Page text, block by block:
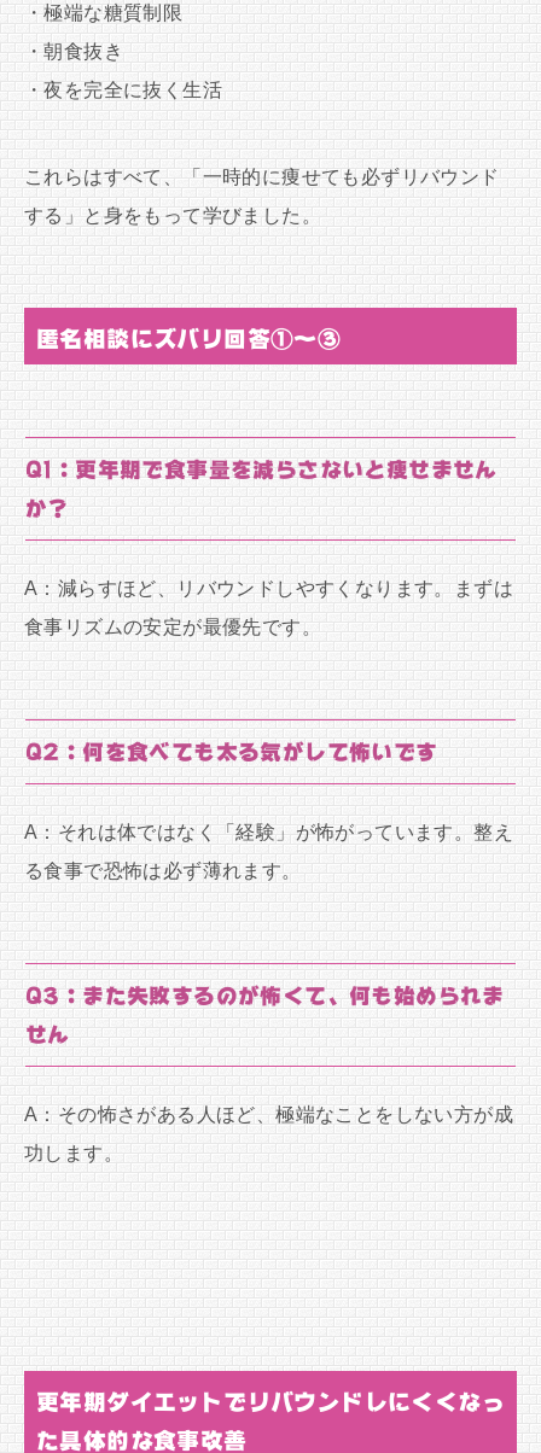
・極端な糖質制限
・朝食抜き
・夜を完全に抜く生活
これらはすべて、「一時的に痩せても必ずリバウンド
する」と身をもって学びました。
匿名相談にズバリ回答①〜③
Q1：更年期で食事量を減らさないと痩せません
か？
A：減らすほど、リバウンドしやすくなります。まずは
食事リズムの安定が最優先です。
Q2：何を食べても太る気がして怖いです
A：それは体ではなく「経験」が怖がっています。整え
る食事で恐怖は必ず薄れます。
Q3：また失敗するのが怖くて、何も始められま
せん
A：その怖さがある人ほど、極端なことをしない方が成
功します。
更年期ダイエットでリバウンドしにくくなっ
た具体的な食事改善